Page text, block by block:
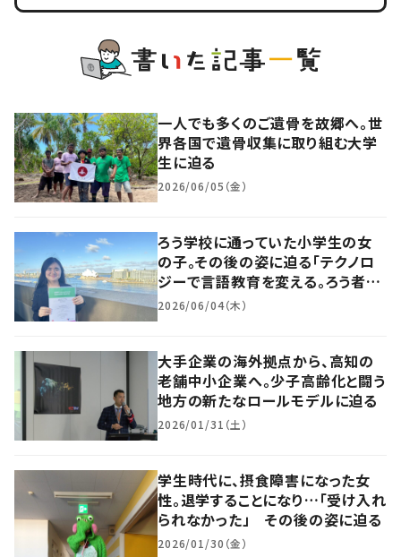
一人でも多くのご遺骨を故郷へ。世
界各国で遺骨収集に取り組む大学
生に迫る
2026/06/05（金）
ろう学校に通っていた小学生の女
の子。その後の姿に迫る「テクノロ
ジーで言語教育を変える。ろう者の
大学院生の挑戦とは」
2026/06/04（木）
大手企業の海外拠点から、高知の
老舗中小企業へ。少子高齢化と闘う
地方の新たなロールモデルに迫る
2026/01/31（土）
学生時代に、摂食障害になった女
性。退学することになり…「受け入れ
られなかった」 その後の姿に迫る
2026/01/30（金）